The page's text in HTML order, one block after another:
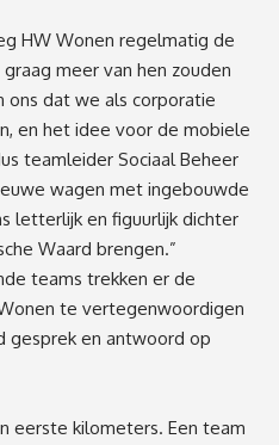
HW Wonen regelmatig de
meer van hen zouden
ons dat we als corporatie
en het idee voor de mobiele
teamleider Sociaal Beheer
wagen met ingebouwde
letterlijk en figuurlijk dichter
Waard brengen.”
teams trekken er de
te vertegenwoordigen
gesprek en antwoord op
eerste kilometers. Een team